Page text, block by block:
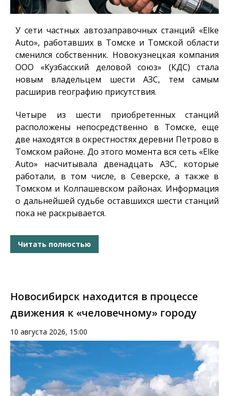
У сети частных автозаправочных станций «Elke
Auto», работавших в Томске и Томской области
сменился собственник. Новокузнецкая компания
ООО «Кузбасский деловой союз» (КДС) стала
новым владельцем шести АЗС, тем самым
расширив географию присутствия.
Четыре из шести приобретенных станций
расположены непосредственно в Томске, еще
две находятся в окрестностях деревни Петрово в
Томском районе. До этого момента вся сеть «Elke
Auto» насчитывала двенадцать АЗС, которые
работали, в том числе, в Северске, а также в
Томском и Колпашевском районах. Информация
о дальнейшей судьбе оставшихся шести станций
пока не раскрывается.
Читать полностью
Новосибирск находится в процессе
движения к «человечному» городу
10 августа 2026, 15:00